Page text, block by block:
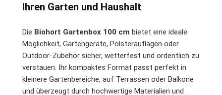
Ihren Garten und Haushalt
Die Biohort Gartenbox 100 cm bietet eine ideale
Möglichkeit, Gartengeräte, Polsterauflagen oder
Outdoor-Zubehör sicher, wetterfest und ordentlich zu
verstauen. Ihr kompaktes Format passt perfekt in
kleinere Gartenbereiche, auf Terrassen oder Balkone
und überzeugt durch hochwertige Materialien und